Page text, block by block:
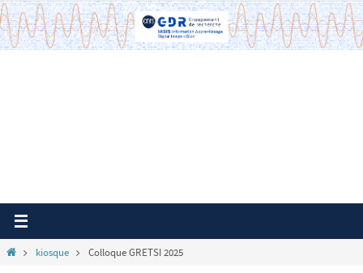
Passer
vers
le
Homekiosque Colloque GRETSI 2025